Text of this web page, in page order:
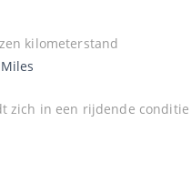
kilometerstand
zich in een rijdende conditie